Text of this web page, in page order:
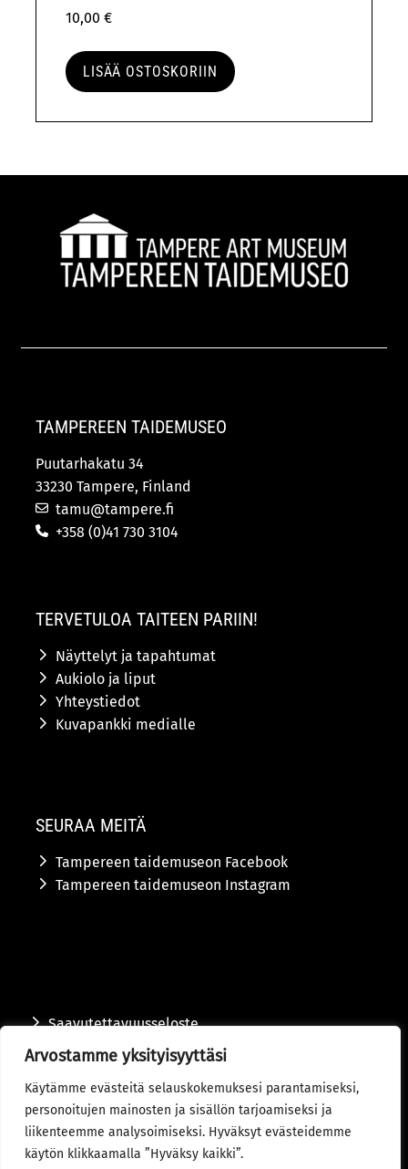
Arvostamme yksityisyyttäsi
Käytämme evästeitä selauskokemuksesi parantamiseksi,
personoitujen mainosten ja sisällön tarjoamiseksi ja
liikenteemme analysoimiseksi. Hyväksyt evästeidemme
käytön klikkaamalla ”Hyväksy kaikki”.
10,00 €
LISÄÄ OSTOSKORIIN
TAMPEREEN TAIDEMUSEO
Puutarhakatu 34
33230 Tampere, Finland
tamu@tampere.fi
+358 (0)41 730 3104
TERVETULOA TAITEEN PARIIN!
Näyttelyt ja tapahtumat
Aukiolo ja liput
Yhteystiedot
Kuvapankki medialle
SEURAA MEITÄ
Tampereen taidemuseon Facebook
Tampereen taidemuseon Instagram
Saavutettavuusseloste
Tietosuojaseloste
Toimitusehdot
© 2024 Tampereen kaupunki